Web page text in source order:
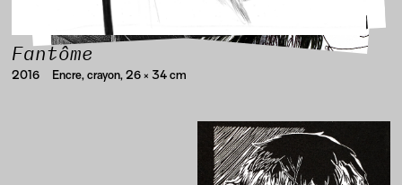
Fantôme
2016 Encre, crayon, 26 × 34 cm